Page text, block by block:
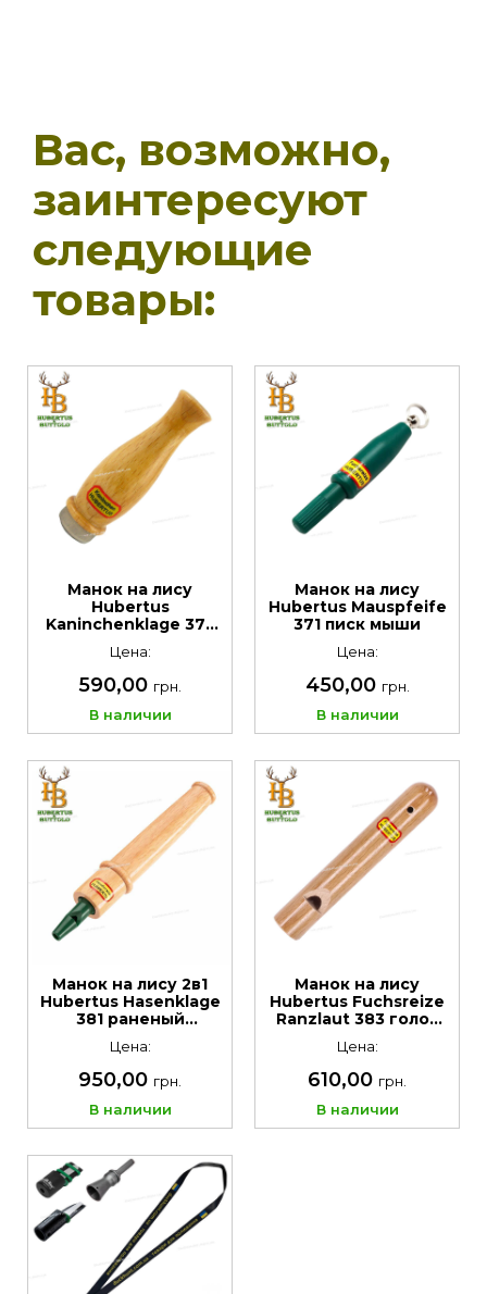
Вас, возможно,
заинтересуют
следующие
товары:
Манок на лису
Hubertus
Kaninchenklage 373
кролика
Цена:
590,00 грн.
В наличии
Манок на лису
Hubertus Mauspfeife
371 писк мыши
Цена:
450,00 грн.
В наличии
Манок на лису 2в1
Hubertus Hasenklage
381 раненый
Цена:
950,00 грн.
В наличии
Манок на лису
Hubertus Fuchsreize
Ranzlaut 383 голос
Цена:
610,00 грн.
В наличии